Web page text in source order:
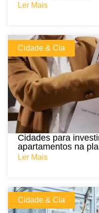
Ler Mais
Cidade & Cia
Cidades para
apartamentos na
Ler Mais
Cidade & Cia